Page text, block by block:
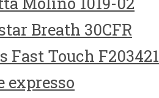
Breath 30CFR
Fast Touch
expresso